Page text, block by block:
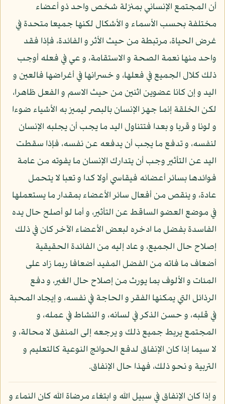
أن المجتمع الإنساني بمنزلة شخص واحد ذو أعضاء
مختلفة بحسب الأسماء و الأشكال لكنها جميعا متحدة في
غرض الحياة، مرتبطة من حيث الأثر و الفائدة، فإذا فقد
واحد منها نعمة الصحة و الاستقامة، و عي في فعله أوجب
ذلك كلال الجميع في فعلها، و خسرانها في أغراضها فالعين و
اليد و إن كانا عضوين اثنين من حيث الاسم و الفعل ظاهرا،
لكن الخلقة إنما جهز الإنسان بالبصر ليميز به الأشياء ضوءا
و لونا و قربا و بعدا فتتناول اليد ما يجب أن يجلبه الإنسان
لنفسه، و تدفع ما يجب أن يدفعه عن نفسه، فإذا سقطت
اليد عن التأثير وجب أن يتدارك الإنسان ما يفوته من عامة
فوائدها بسائر أعضائه فيقاسي أولا كدا و تعبا لا يتحمل
عادة، و ينقص من أفعال سائر الأعضاء بمقدار ما يستعملها
في موضع العضو الساقط عن التأثير، و أما لو أصلح حال يده
الفاسدة بفضل ما ادخره لبعض الأعضاء الآخر كان في ذلك
إصلاح حال الجميع، و عاد إليه من الفائدة الحقيقية
أضعاف ما فاته من الفضل المفيد أضعافا ربما زاد على
المئات و الألوف بما يورث من إصلاح حال الغير، و دفع
الرذائل التي يمكنها الفقر و الحاجة في نفسه، و إيجاد المحبة
في قلبه، و حسن الذكر في لسانه، و النشاط في عمله، و
المجتمع يربط جميع ذلك و يرجعه إلى المنفق لا محالة، و
لا سيما إذا كان الإنفاق لدفع الحوائج النوعية كالتعليم و
التربية و نحو ذلك، فهذا حال الإنفاق.
و إذا كان الإنفاق في سبيل الله و ابتغاء مرضاة الله كان النماء و